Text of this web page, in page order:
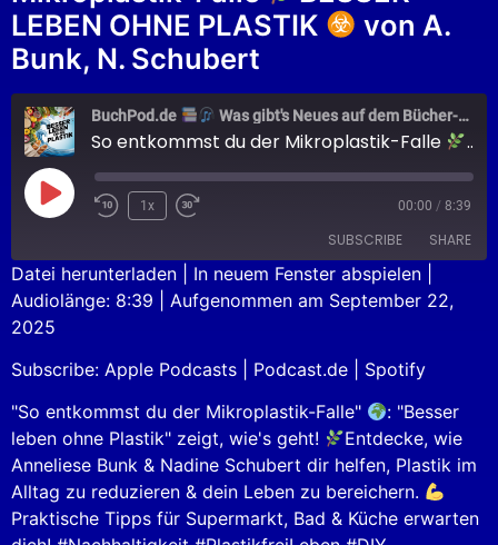
LEBEN OHNE PLASTIK
von A.
Bunk, N. Schubert
BuchPod.de Was gibt's Neues auf dem Bücher-Markt?
So entkommst du der Mikroplastik-Falle
1x 00:00 / 8:39
SUBSCRIBE SHARE
Apple Podcasts Podcast.de
RSS FEED
SHARE
EMBED
Datei herunterladen In neuem Fenster abspielen
Audiolänge: 8:39
Aufgenommen am September 22,
2025
Subscribe: Apple Podcasts Podcast.de
Spotify
"So entkommst du der Mikroplastik-Falle"
: "Besser
leben ohne Plastik" zeigt, wie's geht!
Entdecke, wie
Anneliese Bunk & Nadine Schubert dir helfen, Plastik im
Alltag zu reduzieren & dein Leben zu bereichern.
Praktische Tipps für Supermarkt, Bad & Küche erwarten